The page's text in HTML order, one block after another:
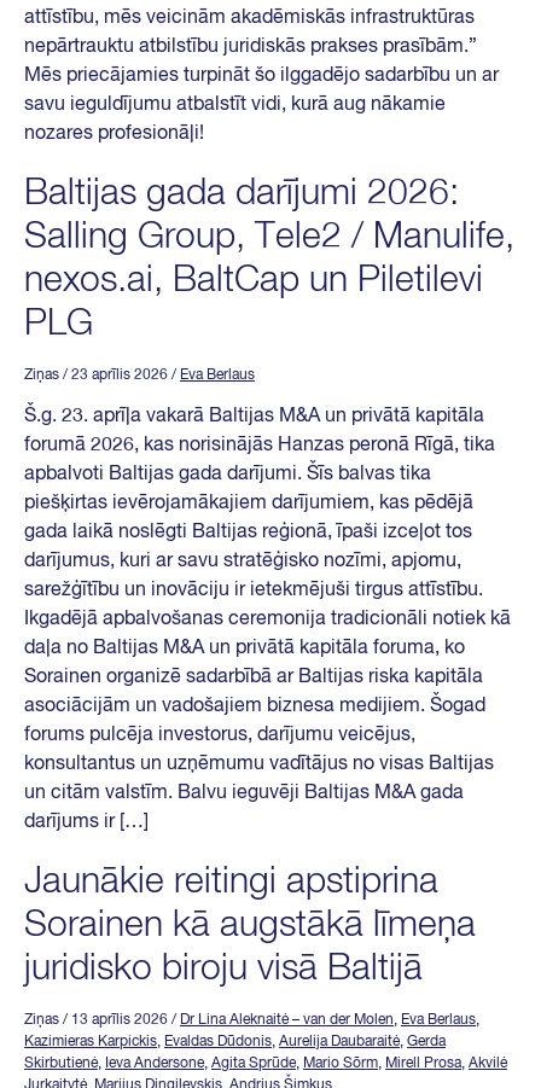
attīstību, mēs veicinām akadēmiskās infrastruktūras
nepārtrauktu atbilstību juridiskās prakses prasībām.”
Mēs priecājamies turpināt šo ilggadējo sadarbību un ar
savu ieguldījumu atbalstīt vidi, kurā aug nākamie
nozares profesionāļi!
Baltijas gada darījumi 2026:
Salling Group, Tele2 / Manulife,
nexos.ai, BaltCap un Piletilevi
PLG
Ziņas / 23 aprīlis 2026 / Eva Berlaus
Š.g. 23. aprīļa vakarā Baltijas M&A un privātā kapitāla
forumā 2026, kas norisinājās Hanzas peronā Rīgā, tika
apbalvoti Baltijas gada darījumi. Šīs balvas tika
piešķirtas ievērojamākajiem darījumiem, kas pēdējā
gada laikā noslēgti Baltijas reģionā, īpaši izceļot tos
darījumus, kuri ar savu stratēģisko nozīmi, apjomu,
sarežģītību un inovāciju ir ietekmējuši tirgus attīstību.
Ikgadējā apbalvošanas ceremonija tradicionāli notiek kā
daļa no Baltijas M&A un privātā kapitāla foruma, ko
Sorainen organizē sadarbībā ar Baltijas riska kapitāla
asociācijām un vadošajiem biznesa medijiem. Šogad
forums pulcēja investorus, darījumu veicējus,
konsultantus un uzņēmumu vadītājus no visas Baltijas
un citām valstīm. Balvu ieguvēji Baltijas M&A gada
darījums ir […]
Jaunākie reitingi apstiprina
Sorainen kā augstākā līmeņa
juridisko biroju visā Baltijā
Ziņas / 13 aprīlis 2026 / Dr Lina Aleknaitė – van der Molen, Eva Berlaus,
Kazimieras Karpickis, Evaldas Dūdonis, Aurelija Daubaraitė, Gerda
Skirbutienė, Ieva Andersone, Agita Sprūde, Mario Sõrm, Mirell Prosa, Akvilė